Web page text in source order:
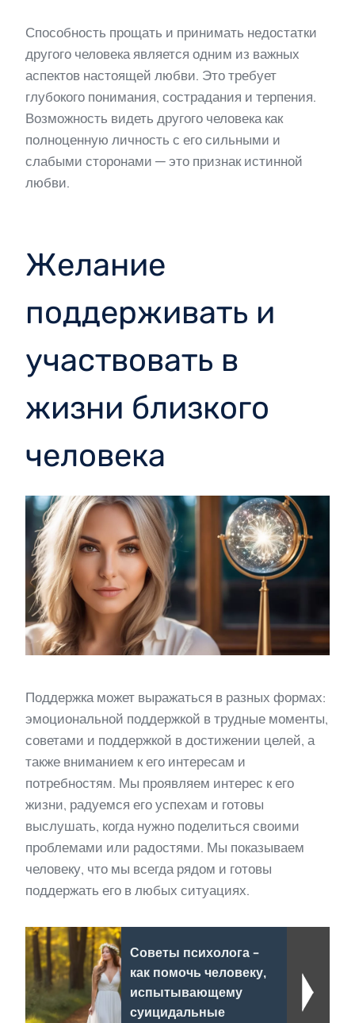
Способность прощать и принимать недостатки
другого человека является одним из важных
аспектов настоящей любви. Это требует
глубокого понимания, сострадания и терпения.
Возможность видеть другого человека как
полноценную личность с его сильными и
слабыми сторонами — это признак истинной
любви.
Желание
поддерживать и
участвовать в
жизни близкого
человека
Поддержка может выражаться в разных формах:
эмоциональной поддержкой в трудные моменты,
советами и поддержкой в достижении целей, а
также вниманием к его интересам и
потребностям. Мы проявляем интерес к его
жизни, радуемся его успехам и готовы
выслушать, когда нужно поделиться своими
проблемами или радостями. Мы показываем
человеку, что мы всегда рядом и готовы
поддержать его в любых ситуациях.
Советы психолога -
как помочь человеку,
испытывающему
суицидальные